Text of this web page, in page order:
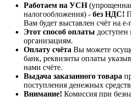
Работаем на УСН
налогообложения) - без НДС!
Вам будет выставлен счёт на e-
Этот способ оплаты
организациям.
Оплату счёта Вы можете
банк, реквизиты оплаты
нами счёте.
Выдача заказанного товара
поступления денежных
Внимание! Комиссия при